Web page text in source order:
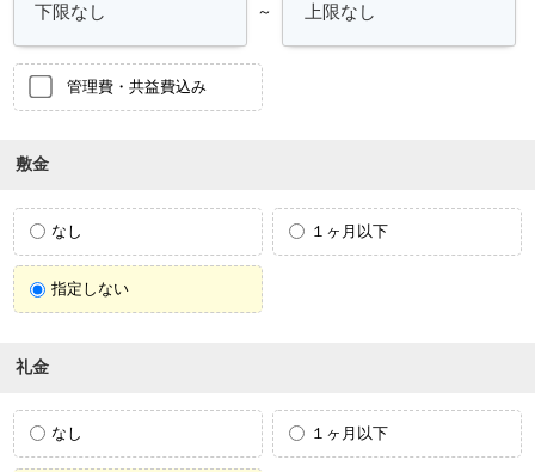
～
管理費・共益費込み
敷金
なし １ヶ月以下
指定しない
礼金
なし １ヶ月以下